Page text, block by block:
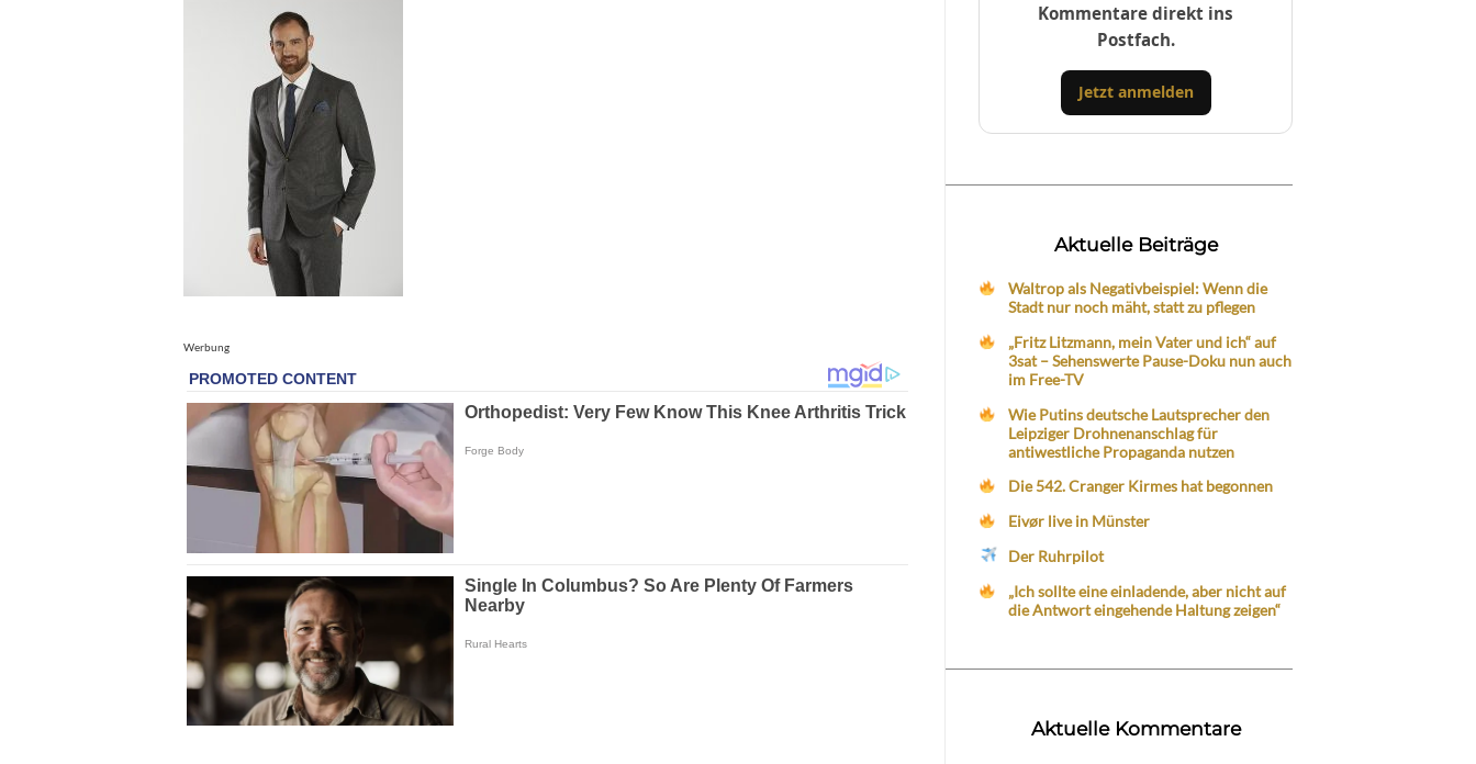
Werbung
Kommentare direkt ins
Postfach.
Jetzt anmelden
Aktuelle Beiträge
Waltrop als Negativbeispiel: Wenn die
Stadt nur noch mäht, statt zu pflegen
„Fritz Litzmann, mein Vater und ich“ auf
3sat – Sehenswerte Pause-Doku nun auch
im Free-TV
Wie Putins deutsche Lautsprecher den
Leipziger Drohnenanschlag für
antiwestliche Propaganda nutzen
Die 542. Cranger Kirmes hat begonnen
Eivør live in Münster
Der Ruhrpilot
„Ich sollte eine einladende, aber nicht auf
die Antwort eingehende Haltung zeigen“
Aktuelle Kommentare